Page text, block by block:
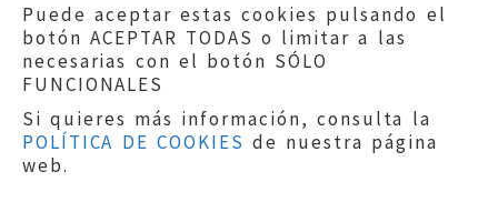
Puede aceptar estas cookies pulsando el
botón ACEPTAR TODAS o limitar a las
necesarias con el botón SÓLO
FUNCIONALES
Si quieres más información, consulta la
POLÍTICA DE COOKIES de nuestra página
web.Aviso legal|Política de privacidad|
Protección de Datos